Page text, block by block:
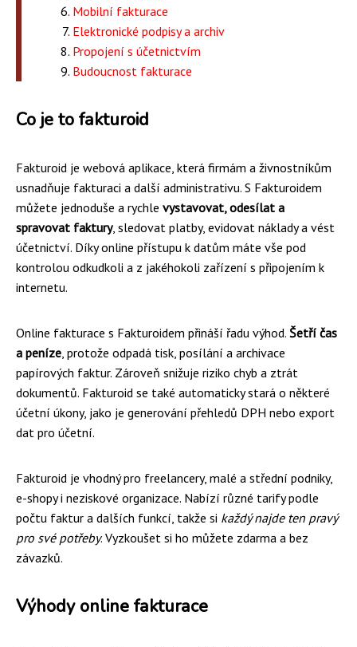
Mobilní fakturace
Elektronické podpisy a archiv
Propojení s účetnictvím
Budoucnost fakturace
Co je to fakturoid
Fakturoid je webová aplikace, která firmám a živnostníkům
usnadňuje fakturaci a další administrativu. S Fakturoidem
můžete jednoduše a rychle vystavovat, odesílat a
spravovat faktury, sledovat platby, evidovat náklady a vést
účetnictví. Díky online přístupu k datům máte vše pod
kontrolou odkudkoli a z jakéhokoli zařízení s připojením k
internetu.
Online fakturace s Fakturoidem přináší řadu výhod. Šetří čas
a peníze, protože odpadá tisk, posílání a archivace
papírových faktur. Zároveň snižuje riziko chyb a ztrát
dokumentů. Fakturoid se také automaticky stará o některé
účetní úkony, jako je generování přehledů DPH nebo export
dat pro účetní.
Fakturoid je vhodný pro freelancery, malé a střední podniky,
e-shopy i neziskové organizace. Nabízí různé tarify podle
počtu faktur a dalších funkcí, takže si každý najde ten pravý
pro své potřeby. Vyzkoušet si ho můžete zdarma a bez
závazků.
Výhody online fakturace